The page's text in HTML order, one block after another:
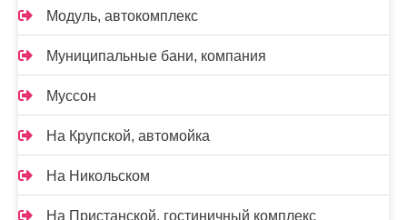
Модуль, автокомплекс
Муниципальные бани, компания
Муссон
На Крупской, автомойка
На Никольском
На Пристанской, гостиничный комплекс